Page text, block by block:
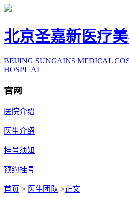
北京圣嘉新医疗
BEIJING SUNGAINS MEDICAL
HOSPITAL
官网
医院介绍
医生介绍
挂号须知
预约挂号
首页 > 医生团队 >正文